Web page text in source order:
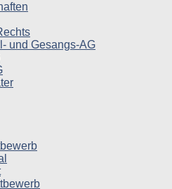
und Gesangs-AG